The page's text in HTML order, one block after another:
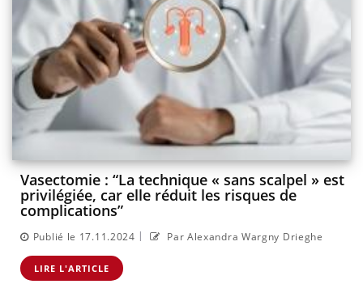
Vasectomie : “La technique « sans scalpel » est
privilégiée, car elle réduit les risques de
complications”
Publié le 17.11.2024 | Par Alexandra Wargny Drieghe
LIRE L'ARTICLE